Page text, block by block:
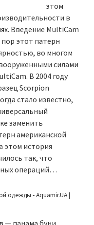
этом
в
Введение MultiCam
пор этот патерн
во многом
силами
В 2004 году
Scorpion
стало известно,
заменить
американской
этом история
так, что
операций…
одежды - Aquamir.UA|
— панама буни